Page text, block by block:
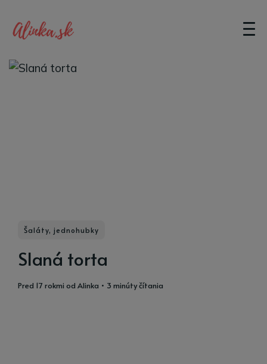
Šaláty, jednohubky
Slaná torta
pred 17 rokmi od Alinka • 3 minúty čítania